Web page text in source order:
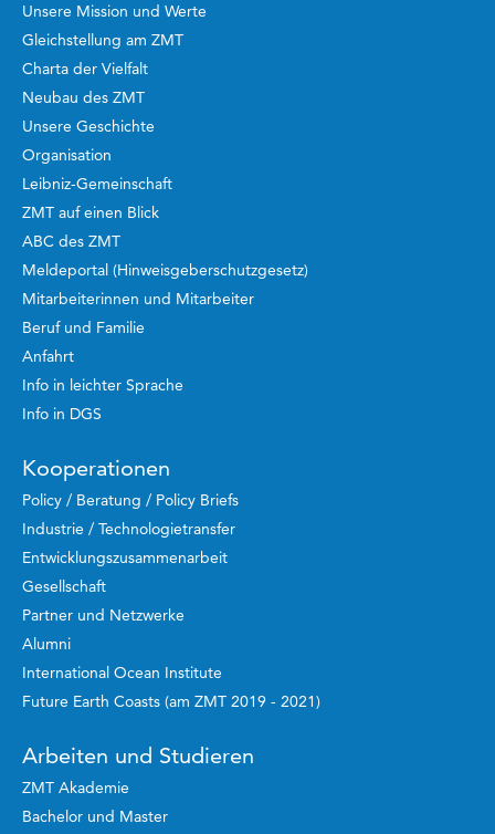
Unsere Mission und Werte
Gleichstellung am ZMT
Charta der Vielfalt
Neubau des ZMT
Unsere Geschichte
Organisation
Leibniz-Gemeinschaft
ZMT auf einen Blick
ABC des ZMT
Meldeportal (Hinweisgeberschutzgesetz)
Mitarbeiterinnen und Mitarbeiter
Beruf und Familie
Anfahrt
Info in leichter Sprache
Info in DGS
Kooperationen
Policy / Beratung / Policy Briefs
Industrie / Technologietransfer
Entwicklungszusammenarbeit
Gesellschaft
Partner und Netzwerke
Alumni
International Ocean Institute
Future Earth Coasts (am ZMT 2019 - 2021)
Arbeiten und Studieren
ZMT Akademie
Bachelor und Master